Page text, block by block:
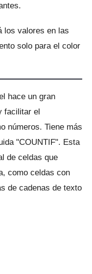
los valores en las
solo para el color
hace un gran
facilitar el
números. Tiene más
"COUNTIF". Esta
de celdas que
como celdas con
de cadenas de texto